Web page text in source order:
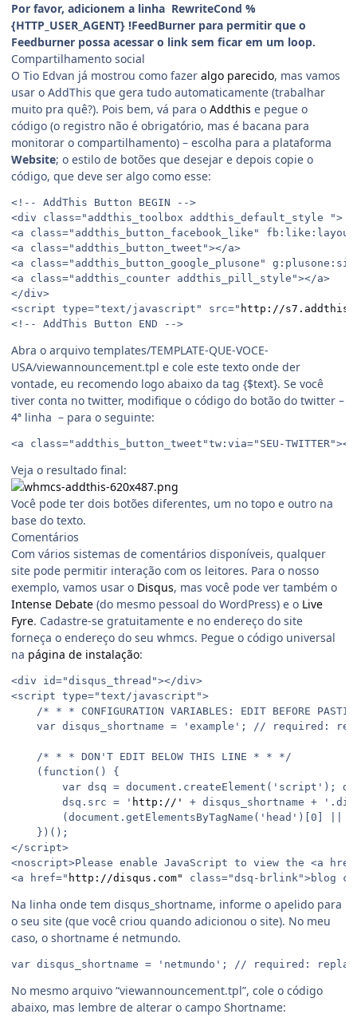
Por favor, adicionem a linha RewriteCond %
{HTTP_USER_AGENT} !FeedBurner para permitir que o
Feedburner possa acessar o link sem ficar em um loop.
Compartilhamento social
O Tio Edvan já mostrou como fazer algo parecido, mas vamos
usar o AddThis que gera tudo automaticamente (trabalhar
muito pra quê?). Pois bem, vá para o Addthis e pegue o
código (o registro não é obrigatório, mas é bacana para
monitorar o compartilhamento) – escolha para a plataforma
Website; o estilo de botões que desejar e depois copie o
código, que deve ser algo como esse:
<!-- AddThis Button BEGIN -->
<div class="addthis_toolbox addthis_default_style ">
<a class="addthis_button_facebook_like"
<a class="addthis_button_tweet"></a>
<a class="addthis_button_google_plusone"
<a class="addthis_counter addthis_pill_style"></a>
</div>
<script type="text/javascript" src=" http://
Abra o arquivo templates/TEMPLATE-QUE-VOCE-
USA/viewannouncement.tpl e cole este texto onde der
vontade, eu recomendo logo abaixo da tag {$text}. Se você
tiver conta no twitter, modifique o código do botão do twitter –
4ª linha – para o seguinte:
<a class="addthis_button_tweet"tw:via="SEU-TWITTER"></
Veja o resultado final:
Você pode ter dois botões diferentes, um no topo e outro na
base do texto.
Comentários
Com vários sistemas de comentários disponíveis, qualquer
site pode permitir interação com os leitores. Para o nosso
exemplo, vamos usar o Disqus, mas você pode ver também o
Intense Debate (do mesmo pessoal do WordPress) e o Live
Fyre. Cadastre-se gratuitamente e no endereço do site
forneça o endereço do seu whmcs. Pegue o código universal
na página de instalação:
<div id="disqus_thread"></div>
<script type="text/javascript">
/* * * CONFIGURATION VARIABLES: EDIT BEFORE
var disqus_shortname = 'example'; // required:
    /* * * DON'T EDIT BELOW THIS LINE * * */
    (function() {
var dsq = document.createElement('script');
        dsq.src = '
http://'
+ disqus_shortname +
(document.getElementsByTagName('head')[0] ||
    })();
</script>
<noscript>Please enable JavaScript to view the <a
<a href=" http://disqus.com" class="dsq-brlink">blog
Na linha onde tem disqus_shortname, informe o apelido para
o seu site (que você criou quando adicionou o site). No meu
caso, o shortname é netmundo.
var disqus_shortname = 'netmundo'; // required:
No mesmo arquivo “viewannouncement.tpl”, cole o código
abaixo, mas lembre de alterar o campo Shortname: